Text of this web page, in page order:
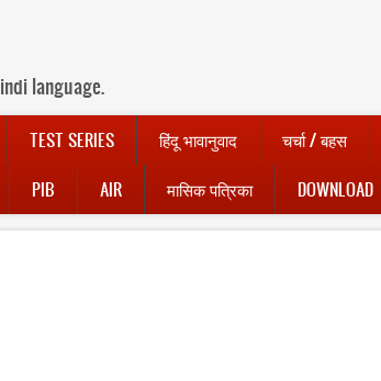
language.
TEST SERIES हिंदू भावानुवाद चर्चा / बहस
PIB AIR मासिक पत्रिका DOWNLOAD